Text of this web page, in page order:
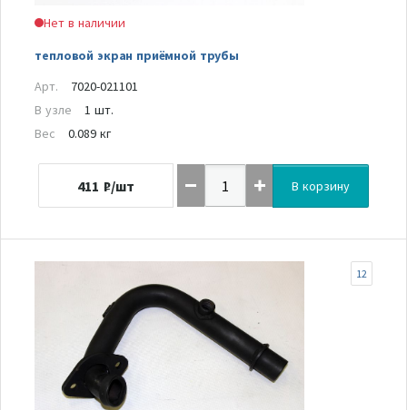
Нет в наличии
тепловой экран приёмной трубы
Арт.
7020-021101
В узле
1 шт.
Вес
0.089 кг
411 ₽/шт В корзину
12